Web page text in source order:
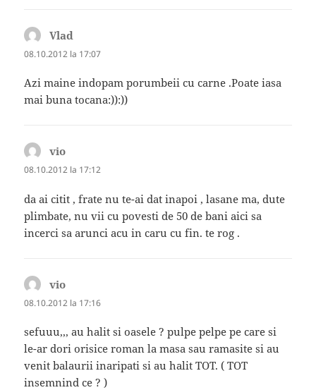
Vlad
08.10.2012 la 17:07
Azi maine indopam porumbeii cu carne .Poate iasa
mai buna tocana:)):))
vio
08.10.2012 la 17:12
da ai citit , frate nu te-ai dat inapoi , lasane ma, dute
plimbate, nu vii cu povesti de 50 de bani aici sa
incerci sa arunci acu in caru cu fin. te rog .
vio
08.10.2012 la 17:16
sefuuu,,, au halit si oasele ? pulpe pelpe pe care si
le-ar dori orisice roman la masa sau ramasite si au
venit balaurii inaripati si au halit TOT. ( TOT
insemnind ce ? )